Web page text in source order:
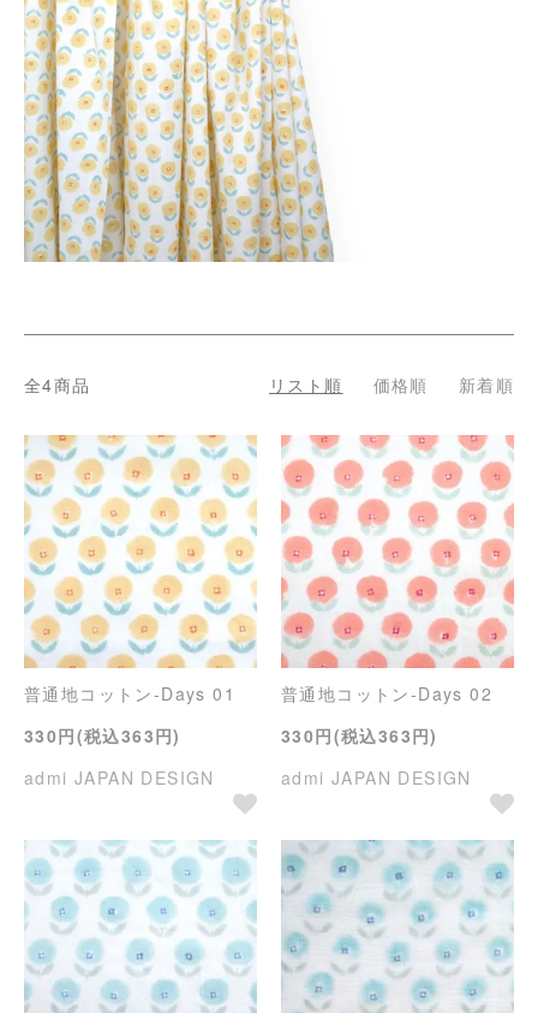
全4商品 リスト順 価格順 新着順
普通地コットン-Days 01
330円(税込363円)
admi JAPAN DESIGN
普通地コットン-Days 02
330円(税込363円)
admi JAPAN DESIGN